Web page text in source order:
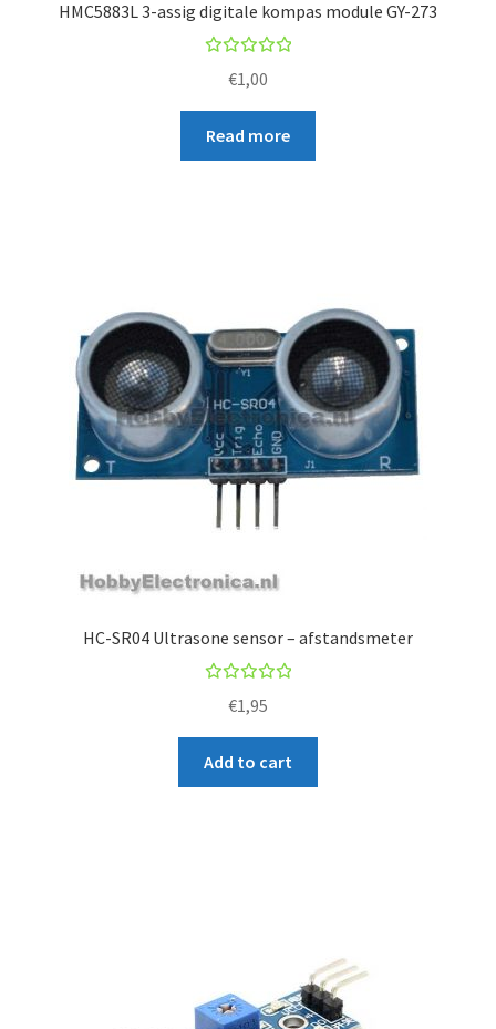
HMC5883L 3-assig digitale kompas module GY-273
out
€1,00
Read more
HC-SR04 Ultrasone sensor – afstandsmeter
out
€1,95
Add to cart